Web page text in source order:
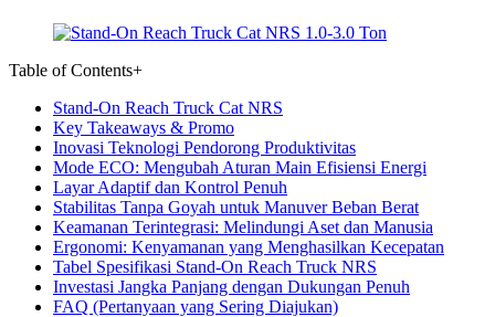
Table of Contents+
Stand-On Reach Truck Cat NRS
Key Takeaways & Promo
Inovasi Teknologi Pendorong Produktivitas
Mode ECO: Mengubah Aturan Main Efisiensi Energi
Layar Adaptif dan Kontrol Penuh
Stabilitas Tanpa Goyah untuk Manuver Beban Berat
Keamanan Terintegrasi: Melindungi Aset dan Manusia
Ergonomi: Kenyamanan yang Menghasilkan Kecepatan
Tabel Spesifikasi Stand-On Reach Truck NRS
Investasi Jangka Panjang dengan Dukungan Penuh
FAQ (Pertanyaan yang Sering Diajukan)